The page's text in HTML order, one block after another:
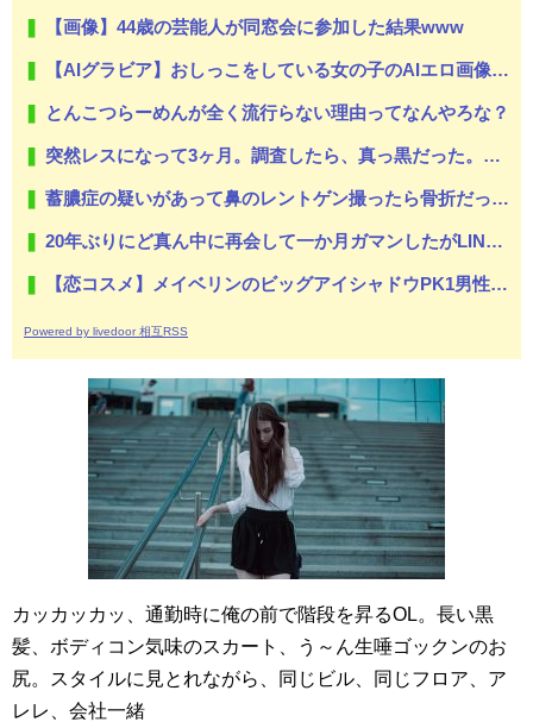
【画像】44歳の芸能人が同窓会に参加した結果www
【AIグラビア】おしっこをしている女の子のAIエロ画像まとめ【リアル調】 Part 3
とんこつらーめんが全く流行らない理由ってなんやろな？
突然レスになって3ヶ月。調査したら、真っ黒だった。もし嫁が目を覚ますならと、少しは再構築もと考えたが八メ撮りの写メを何枚も見て無理だと悟った。だから俺は嫁と間男に制裁を…
蓄膿症の疑いがあって鼻のレントゲン撮ったら骨折だった。そういや幼稚園の頃顔面着地したことがあったが、 母ちゃん当時気づかなかったのかよ・・・
20年ぶりにど真ん中に再会して一か月ガマンしたがLINEで「たまに二人で昔話ができる友達になろう」的なメッセ送信した。昨日まで既読無視
【恋コスメ】メイベリンのビッグアイシャドウPK1男性からの評判めちゃくちゃ良い。
Powered by livedoor 相互RSS
カッカッカッ、通勤時に俺の前で階段を昇るOL。長い黒
髪、ボディコン気味のスカート、う～ん生唾ゴックンのお
尻。スタイルに見とれながら、同じビル、同じフロア、ア
レレ、会社一緒